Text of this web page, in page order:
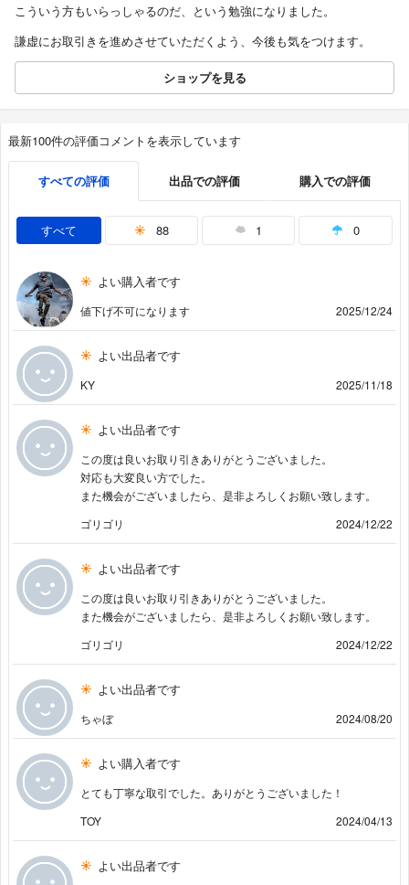
こういう方もいらっしゃるのだ、という勉強になりました。
謙虚にお取引きを進めさせていただくよう、今後も気をつけます。
ショップを見る
最新100件の評価コメントを表示しています
すべての評価 出品での評価 購入での評価
すべて 88 1 0
よい購入者です
値下げ不可になります 2025/12/24
よい出品者です
KY 2025/11/18
よい出品者です
この度は良いお取り引きありがとうございました。
対応も大変良い方でした。
また機会がございましたら、是非よろしくお願い致します。
ゴリゴリ
2024/12/22
よい出品者です
この度は良いお取り引きありがとうございました。
また機会がございましたら、是非よろしくお願い致します。
ゴリゴリ
2024/12/22
よい出品者です
ちゃぼ 2024/08/20
よい購入者です
とても丁寧な取引でした。ありがとうございました！
TOY
2024/04/13
よい出品者です